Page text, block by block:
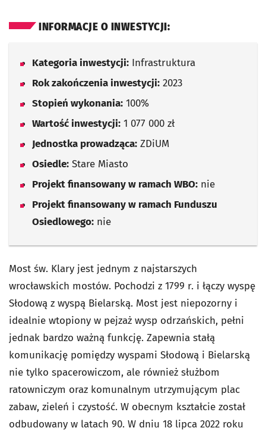
INFORMACJE O INWESTYCJI:
Kategoria inwestycji: Infrastruktura
Rok zakończenia inwestycji: 2023
Stopień wykonania: 100%
Wartość inwestycji: 1 077 000 zł
Jednostka prowadząca: ZDiUM
Osiedle: Stare Miasto
Projekt finansowany w ramach WBO: nie
Projekt finansowany w ramach Funduszu
Osiedlowego: nie
Most św. Klary jest jednym z najstarszych
wrocławskich mostów. Pochodzi z 1799 r. i łączy wyspę
Słodową z wyspą Bielarską. Most jest niepozorny i
idealnie wtopiony w pejzaż wysp odrzańskich, pełni
jednak bardzo ważną funkcję. Zapewnia stałą
komunikację pomiędzy wyspami Słodową i Bielarską
nie tylko spacerowiczom, ale również służbom
ratowniczym oraz komunalnym utrzymującym plac
zabaw, zieleń i czystość. W obecnym kształcie został
odbudowany w latach 90. W dniu 18 lipca 2022 roku